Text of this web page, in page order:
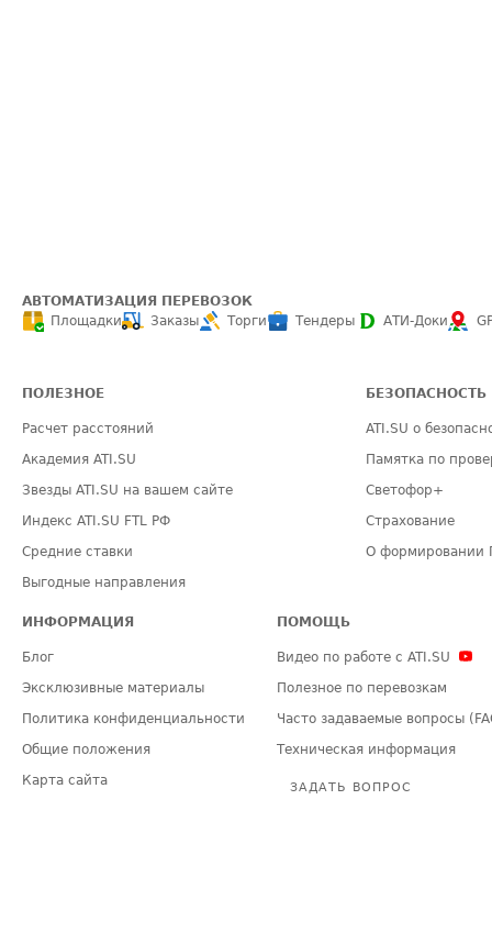
АВТОМАТИЗАЦИЯ ПЕРЕВОЗОК
Площадки
Заказы Торги Тендеры АТИ-Доки
ПОЛЕЗНОЕ
Расчет расстояний
Академия ATI.SU
Звезды ATI.SU на вашем сайте
Индекс ATI.SU FTL РФ
Средние ставки
Выгодные направления
БЕЗОПАСНОСТЬ
ATI.SU о
Памятка по
Светофор+
Страхование
О формировании
ИНФОРМАЦИЯ
Блог
Эксклюзивные материалы
Политика конфиденциальности
Общие положения
Карта сайта
ПОМОЩЬ
Видео по работе с ATI.SU
Полезное по перевозкам
Часто задаваемые вопросы
Техническая информация
ЗАДАТЬ ВОПРОС